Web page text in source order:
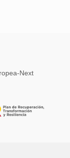
Next